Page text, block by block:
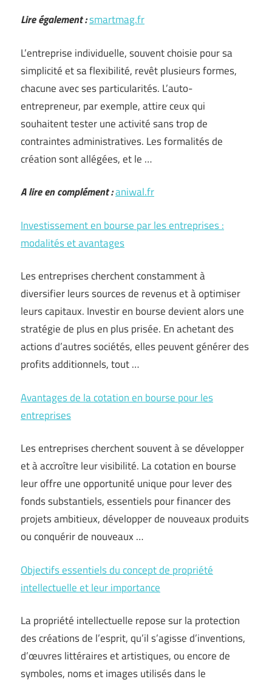
Lire également :smartmag.fr
L’entreprise individuelle, souvent choisie pour sa
simplicité et sa flexibilité, revêt plusieurs formes,
chacune avec ses particularités. L’auto-
entrepreneur, par exemple, attire ceux qui
souhaitent tester une activité sans trop de
contraintes administratives. Les formalités de
création sont allégées, et le …
A lire en complément :aniwal.fr
Investissement en bourse par les entreprises :
modalités et avantages
Les entreprises cherchent constamment à
diversifier leurs sources de revenus et à optimiser
leurs capitaux. Investir en bourse devient alors une
stratégie de plus en plus prisée. En achetant des
actions d’autres sociétés, elles peuvent générer des
profits additionnels, tout …
Avantages de la cotation en bourse pour les
entreprises
Les entreprises cherchent souvent à se développer
et à accroître leur visibilité. La cotation en bourse
leur offre une opportunité unique pour lever des
fonds substantiels, essentiels pour financer des
projets ambitieux, développer de nouveaux produits
ou conquérir de nouveaux …
Objectifs essentiels du concept de propriété
intellectuelle et leur importance
La propriété intellectuelle repose sur la protection
des créations de l’esprit, qu’il s’agisse d’inventions,
d’œuvres littéraires et artistiques, ou encore de
symboles, noms et images utilisés dans le